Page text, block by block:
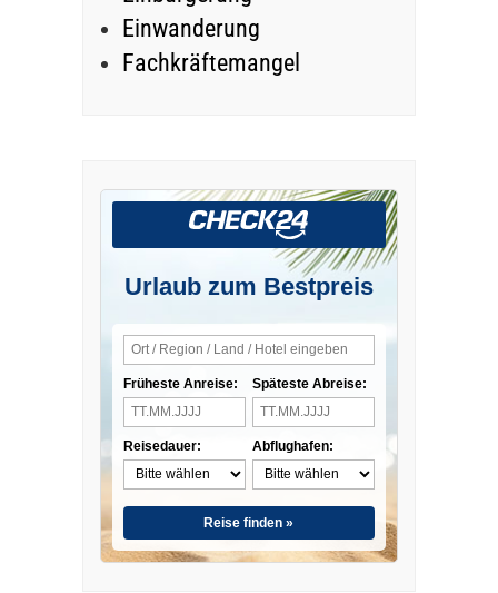
Einwanderung
Fachkräftemangel
Urlaub zum Bestpreis
Früheste Anreise:
Reisedauer:
Späteste Abreise:
Abflughafen:
Reise finden »